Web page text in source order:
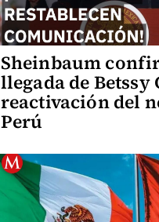
Sheinbaum
llegada de Betssy
reactivación del
Perú